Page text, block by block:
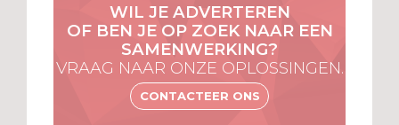
WIL JE ADVERTEREN
OF BEN JE OP ZOEK NAAR EEN
SAMENWERKING?
VRAAG NAAR ONZE OPLOSSINGEN.
CONTACTEER ONS